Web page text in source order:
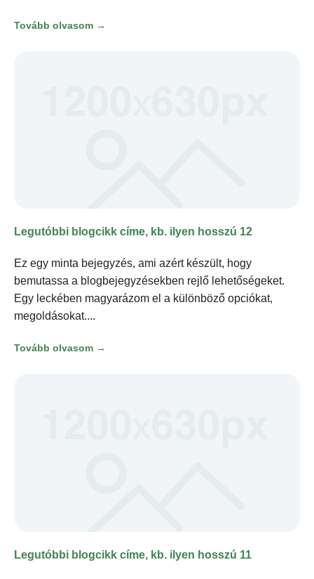
Tovább olvasom →
Legutóbbi blogcikk címe, kb. ilyen hosszú 12
Ez egy minta bejegyzés, ami azért készült, hogy
bemutassa a blogbejegyzésekben rejlő lehetőségeket.
Egy leckében magyarázom el a különböző opciókat,
megoldásokat.
Tovább olvasom →
Legutóbbi blogcikk címe, kb. ilyen hosszú 11